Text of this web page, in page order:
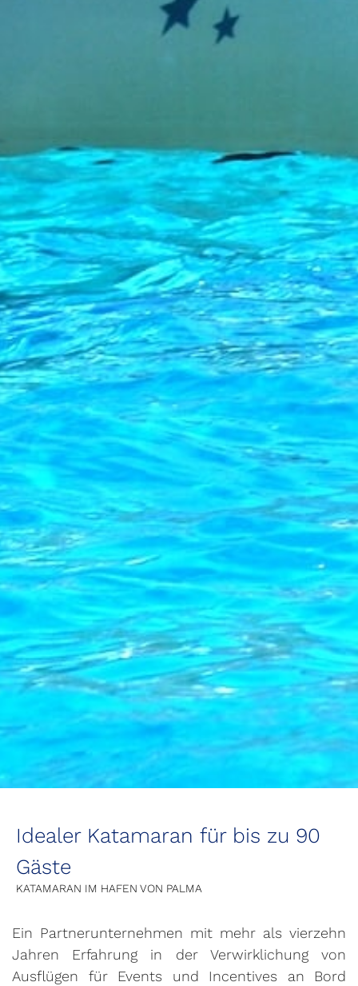
Idealer Katamaran für bis zu 90
Gäste
KATAMARAN IM HAFEN VON PALMA
Ein Partnerunternehmen mit mehr als vierzehn
Jahren Erfahrung in der Verwirklichung von
Ausflügen für Events und Incentives an Bord